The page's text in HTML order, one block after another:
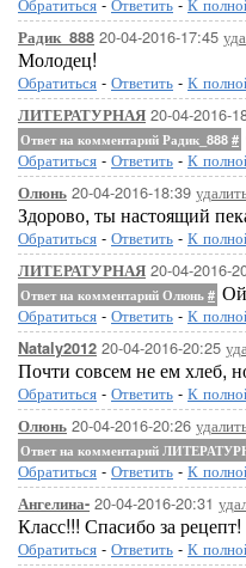
Радик_888 20-04-2016-17:45
Молодец!
Обратиться - Ответить - К
ЛИТЕРАТУРНАЯ 20-04-2016-
Ответ на комментарий Радик_888 #
Обратиться - Ответить - К
Олюнь 20-04-2016-18:39
Здорово, ты настоящий
Обратиться - Ответить - К
ЛИТЕРАТУРНАЯ 20-04-2016-
Ответ на комментарий Олюнь #
Обратиться - Ответить - К
Nataly2012 20-04-2016-20:25
Почти совсем не ем хлеб,
Обратиться - Ответить - К
Олюнь 20-04-2016-20:26
Ответ на комментарий
Обратиться - Ответить - К
Ангелина- 20-04-2016-20:31
Класс!!! Спасибо за рецепт!
Обратиться - Ответить - К